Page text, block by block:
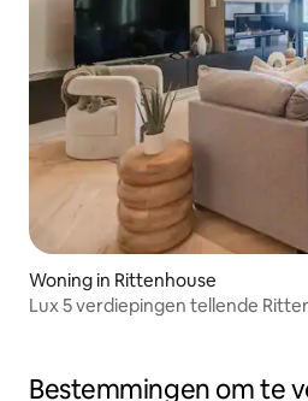
Woning in Rittenhouse
Lux 5 verdiepingen tellende
Bestemmingen om te